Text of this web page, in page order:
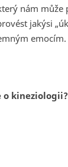
nám
jakýsi
emocím.
o